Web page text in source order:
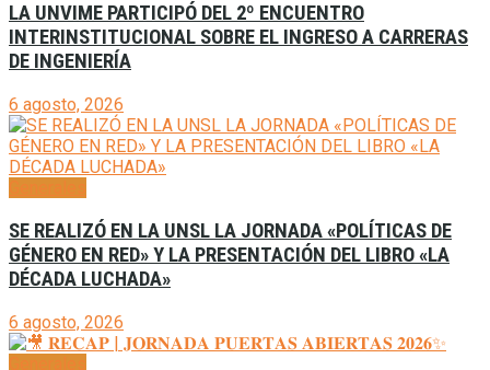
LA UNVIME PARTICIPÓ DEL 2º ENCUENTRO
INTERINSTITUCIONAL SOBRE EL INGRESO A CARRERAS
DE INGENIERÍA
6 agosto, 2026
SE REALIZÓ EN LA UNSL LA JORNADA «POLÍTICAS DE
GÉNERO EN RED» Y LA PRESENTACIÓN DEL LIBRO «LA
DÉCADA LUCHADA»
6 agosto, 2026